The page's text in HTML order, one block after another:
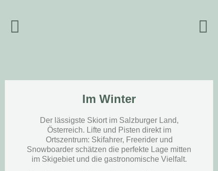
Im Winter
Der lässigste Skiort im Salzburger Land,
Österreich. Lifte und Pisten direkt im
Ortszentrum: Skifahrer, Freerider und
Snowboarder schätzen die perfekte Lage mitten
im Skigebiet und die gastronomische Vielfalt.